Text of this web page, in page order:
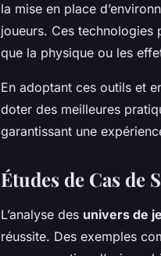
la mise en place
joueurs. Ces technologies
que la physique ou les
En adoptant ces outils et
doter des meilleures
garantissant une
Études de Cas de
L’analyse des univers de
réussite. Des exemples